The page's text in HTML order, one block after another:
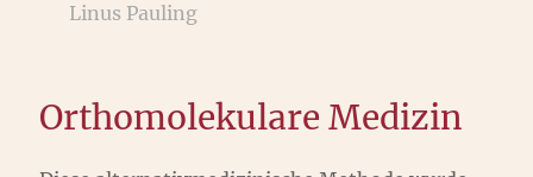
Linus Pauling
Orthomolekulare Medizin